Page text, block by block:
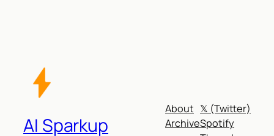
AI Sparkup
About
Archive
𝕏 (Twitter)
Spotify